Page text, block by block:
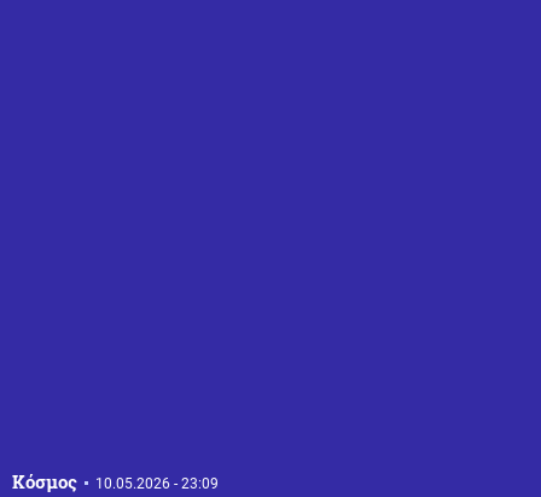
Κόσμος 10.05.2026 - 23:09